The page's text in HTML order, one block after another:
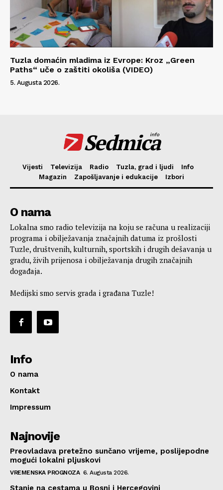
Tuzla domaćin mladima iz Evrope: Kroz „Green
Paths“ uče o zaštiti okoliša (VIDEO)
5. Augusta 2026.
Sedmica
info
Vijesti Televizija Radio Tuzla, grad i ljudi
Info
Magazin
Zapošljavanje i edukacije Izbori
O nama
Lokalna smo radio televizija na koju se računa u realizaciji
programa i obilježavanja značajnih datuma iz prošlosti
Tuzle, društvenih, kulturnih, sportskih i drugih dešavanja u
gradu, živih prijenosa i obilježavanja drugih značajnih
događaja.
Medijski smo servis grada i građana Tuzle!
Info
O nama
Kontakt
Impressum
Najnovije
Preovladava pretežno sunčano vrijeme, poslijepodne
mogući lokalni pljuskovi
VREMENSKA PROGNOZA 6. Augusta 2026.
Stanje na cestama u Bosni i Hercegovini